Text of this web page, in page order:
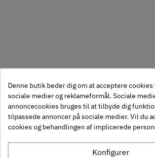
Denne butik beder dig om at acceptere
sociale medier og reklameformål. Sociale
annoncecookies bruges til at tilbyde dig
tilpassede annoncer på sociale medier. Vil du
cookies og behandlingen af implicerede
Konfigurer